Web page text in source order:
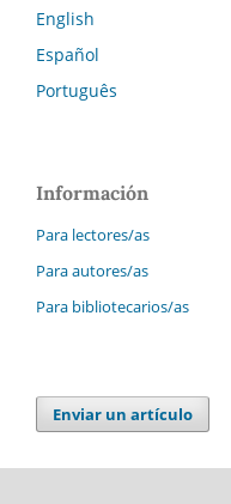
English
Español
Português
Información
Para lectores/as
Para autores/as
Para bibliotecarios/as
Enviar un artículo